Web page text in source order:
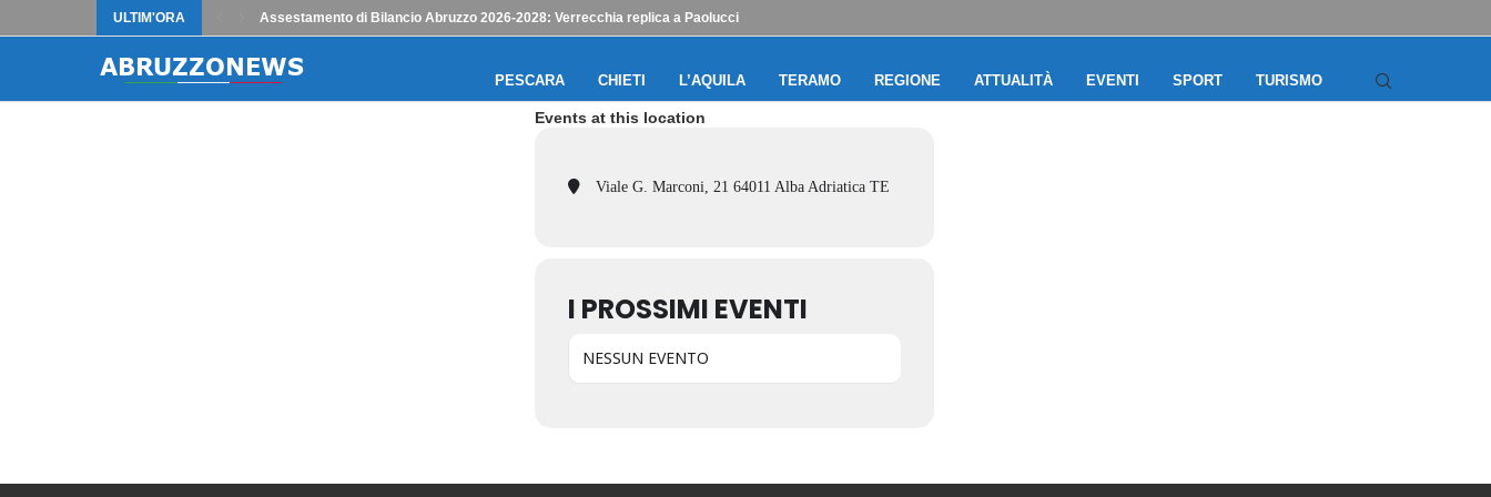
ULTIM'ORA Assestamento di Bilancio Abruzzo 2026-2028: Verrecchia replica a Paolucci
PESCARA CHIETI L’AQUILA TERAMO REGIONE ATTUALITÀ EVENTI SPORT TURISMO
Events at this location
Viale G. Marconi, 21 64011 Alba Adriatica TE
I PROSSIMI EVENTI
NESSUN EVENTO